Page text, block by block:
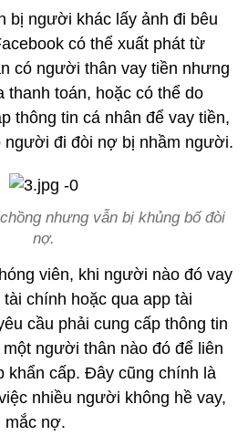
bị người khác lấy ảnh đi bêu
có thể xuất phát từ
có người thân vay tiền nhưng
thanh toán, hoặc có thể do
thông tin cá nhân để vay tiền,
người đi đòi nợ bị nhầm người.
nhưng vẫn bị khủng bố đòi
nợ.
viên, khi người nào đó vay
chính hoặc qua app tài
cầu phải cung cấp thông tin
người thân nào đó để liên
khẩn cấp. Đây cũng chính là
nhiều người không hề vay,
nợ.